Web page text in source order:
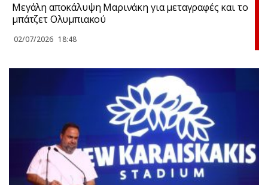
Μεγάλη αποκάλυψη Μαρινάκη για μεταγραφές και το
μπάτζετ Ολυμπιακού
02/07/2026 18:48